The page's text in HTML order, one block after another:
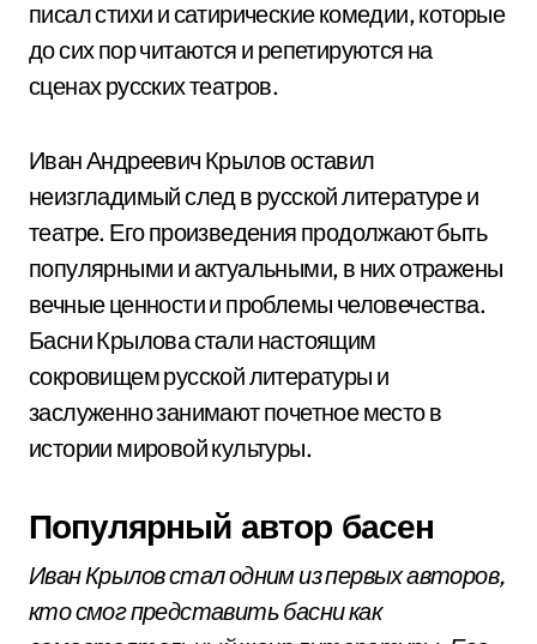
писал стихи и сатирические комедии, которые
до сих пор читаются и репетируются на
сценах русских театров.
Иван Андреевич Крылов оставил
неизгладимый след в русской литературе и
театре. Его произведения продолжают быть
популярными и актуальными, в них отражены
вечные ценности и проблемы человечества.
Басни Крылова стали настоящим
сокровищем русской литературы и
заслуженно занимают почетное место в
истории мировой культуры.
Популярный автор басен
Иван Крылов стал одним из первых авторов,
кто смог представить басни как